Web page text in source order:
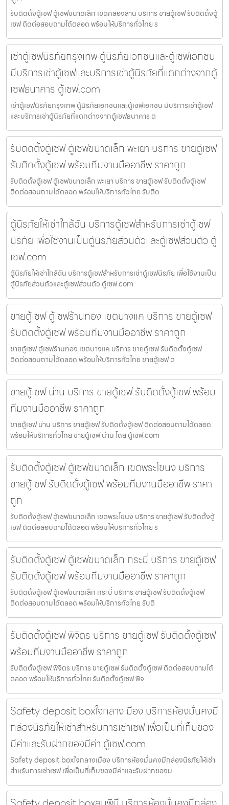
รับติดตั้งตู้เซฟ ตู้เซฟขนาดเล็ก เขตคลองสาน บริการ ขายตู้เซฟ รับติดตั้งตู้
เซฟ ติดต่อสอบถามได้ตลอด พร้อมให้บริการทั่วไทย ร
เช่าตู้เซฟนิรภัยกรุงเทพ ตู้นิรภัยเอกชนและตู้เซฟเอกชน
มีบริการเช่าตู้เซฟและบริการเช่าตู้นิรภัยที่แตกต่างจากตู้
เซฟธนาคาร ตู้เซฟ.com
เช่าตู้เซฟนิรภัยกรุงเทพ ตู้นิรภัยเอกชนและตู้เซฟเอกชน มีบริการเช่าตู้เซฟ
และบริการเช่าตู้นิรภัยที่แตกต่างจากตู้เซฟธนาคาร ต
รับติดตั้งตู้เซฟ ตู้เซฟขนาดเล็ก พะเยา บริการ ขายตู้เซฟ
รับติดตั้งตู้เซฟ พร้อมทีมงานมืออาชีพ ราคาถูก
รับติดตั้งตู้เซฟ ตู้เซฟขนาดเล็ก พะเยา บริการ ขายตู้เซฟ รับติดตั้งตู้เซฟ
ติดต่อสอบถามได้ตลอด พร้อมให้บริการทั่วไทย รับติด
ตู้นิรภัยให้เช่าใกล้ฉัน บริการตู้เซฟสำหรับการเช่าตู้เซฟ
นิรภัย เพื่อใช้งานเป็นตู้นิรภัยส่วนตัวและตู้เซฟส่วนตัว ตู้
เซฟ.com
ตู้นิรภัยให้เช่าใกล้ฉัน บริการตู้เซฟสำหรับการเช่าตู้เซฟนิรภัย เพื่อใช้งานเป็น
ตู้นิรภัยส่วนตัวและตู้เซฟส่วนตัว ตู้เซฟ.com
ขายตู้เซฟ ตู้เซฟร้านทอง เขตบางแค บริการ ขายตู้เซฟ
รับติดตั้งตู้เซฟ พร้อมทีมงานมืออาชีพ ราคาถูก
ขายตู้เซฟ ตู้เซฟร้านทอง เขตบางแค บริการ ขายตู้เซฟ รับติดตั้งตู้เซฟ
ติดต่อสอบถามได้ตลอด พร้อมให้บริการทั่วไทย ขายตู้เซฟ ต
ขายตู้เซฟ น่าน บริการ ขายตู้เซฟ รับติดตั้งตู้เซฟ พร้อม
ทีมงานมืออาชีพ ราคาถูก
ขายตู้เซฟ น่าน บริการ ขายตู้เซฟ รับติดตั้งตู้เซฟ ติดต่อสอบถามได้ตลอด
พร้อมให้บริการทั่วไทย ขายตู้เซฟ น่าน โดย ตู้เซฟ.com
รับติดตั้งตู้เซฟ ตู้เซฟขนาดเล็ก เขตพระโขนง บริการ
ขายตู้เซฟ รับติดตั้งตู้เซฟ พร้อมทีมงานมืออาชีพ ราคา
ถูก
รับติดตั้งตู้เซฟ ตู้เซฟขนาดเล็ก เขตพระโขนง บริการ ขายตู้เซฟ รับติดตั้งตู้
เซฟ ติดต่อสอบถามได้ตลอด พร้อมให้บริการทั่วไทย ร
รับติดตั้งตู้เซฟ ตู้เซฟขนาดเล็ก กระบี่ บริการ ขายตู้เซฟ
รับติดตั้งตู้เซฟ พร้อมทีมงานมืออาชีพ ราคาถูก
รับติดตั้งตู้เซฟ ตู้เซฟขนาดเล็ก กระบี่ บริการ ขายตู้เซฟ รับติดตั้งตู้เซฟ
ติดต่อสอบถามได้ตลอด พร้อมให้บริการทั่วไทย รับติ
รับติดตั้งตู้เซฟ พิจิตร บริการ ขายตู้เซฟ รับติดตั้งตู้เซฟ
พร้อมทีมงานมืออาชีพ ราคาถูก
รับติดตั้งตู้เซฟ พิจิตร บริการ ขายตู้เซฟ รับติดตั้งตู้เซฟ ติดต่อสอบถามได้
ตลอด พร้อมให้บริการทั่วไทย รับติดตั้งตู้เซฟ พิจ
Safety deposit boxใจกลางเมือง บริการห้องมั่นคงมี
กล่องนิรภัยให้เช่าสำหรับการเช่าเซฟ เพื่อเป็นที่เก็บของ
มีค่าและรับฝากของมีค่า ตู้เซฟ.com
Safety deposit boxใจกลางเมือง บริการห้องมั่นคงมีกล่องนิรภัยให้เช่า
สำหรับการเช่าเซฟ เพื่อเป็นที่เก็บของมีค่าและรับฝากของม